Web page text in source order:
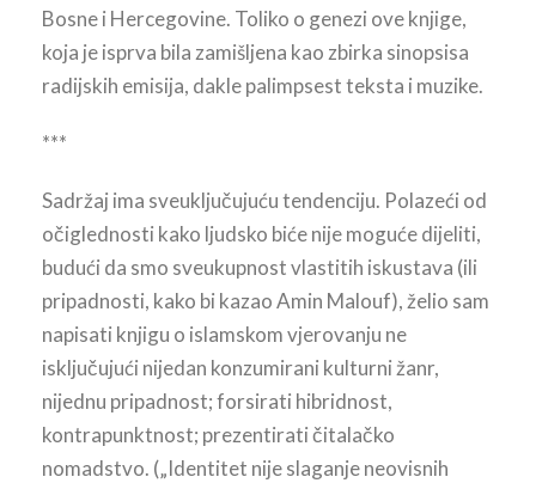
Bosne i Hercegovine. Toliko o genezi ove knjige,
koja je isprva bila zamišljena kao zbirka sinopsisa
radijskih emisija, dakle palimpsest teksta i muzike.
***
Sadržaj ima sveuključujuću tendenciju. Polazeći od
očiglednosti kako ljudsko biće nije moguće dijeliti,
budući da smo sveukupnost vlastitih iskustava (ili
pripadnosti, kako bi kazao Amin Malouf), želio sam
napisati knjigu o islamskom vjerovanju ne
isključujući nijedan konzumirani kulturni žanr,
nijednu pripadnost; forsirati hibridnost,
kontrapunktnost; prezentirati čitalačko
nomadstvo. („Identitet nije slaganje neovisnih